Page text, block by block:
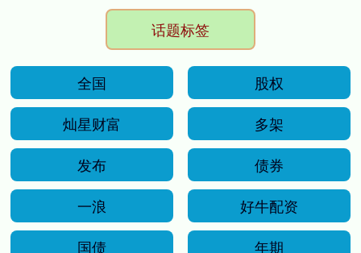
话题标签
全国
股权
灿星财富
多架
发布
债券
一浪
好牛配资
国债
年期